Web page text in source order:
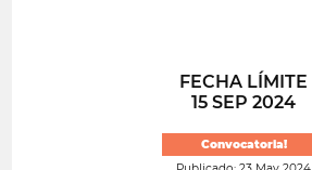
FECHA LÍMITE
15 SEP 2024
Convocatoria!